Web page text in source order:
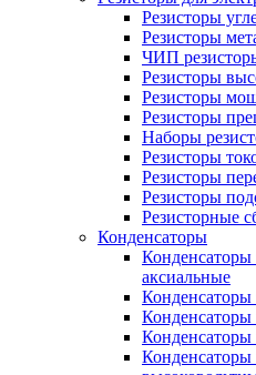
Резисторы
Резисторы
ЧИП
Резисторы
Резисторы
Резисторы
Наборы
Резисторы
Резисторы
Резисторы
Резисторные
Конденсаторы
Конденсаторы
аксиальные
Конденсаторы
Конденсаторы
Конденсаторы